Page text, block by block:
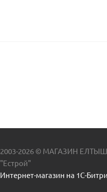
2003-2026 © МАГАЗИН
"Естрой"
Интернет-магазин на 1С-